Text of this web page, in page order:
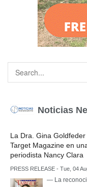
Noticias
La Dra. Gina
Target Magazine en
periodista Nancy Clara
PRESS RELEASE - Tue, 04
— La